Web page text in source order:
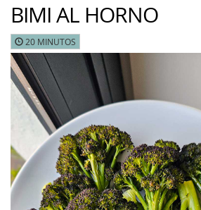
BIMI AL HORNO
20 MINUTOS